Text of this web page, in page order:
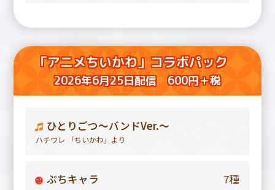
「アニメちいかわ」コラボパック
2026年6月25日配信 600円＋税
ひとりごつ～バンドVer.～
ハチワレ 「ちいかわ」より
ぷちキャラ
7種